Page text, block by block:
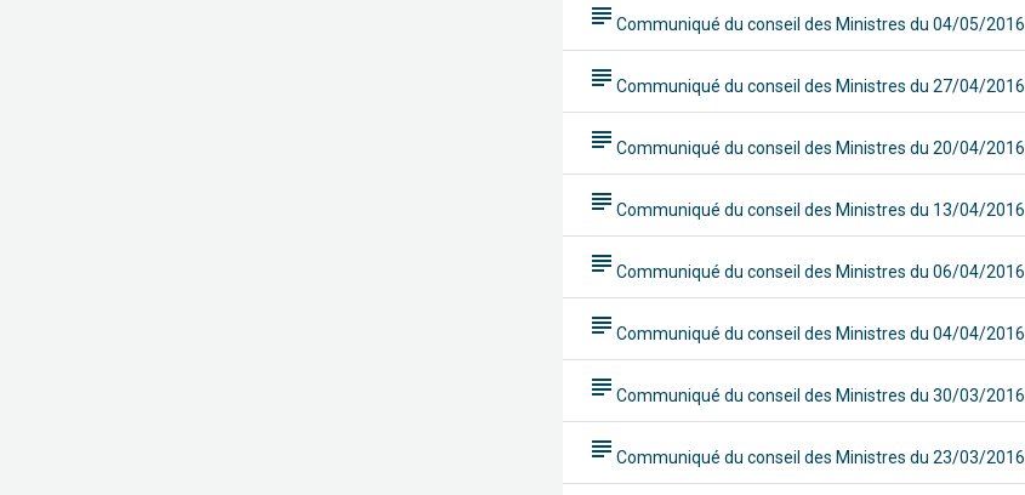
subject Communiqué du conseil des Ministres du 04/05/2016
subject Communiqué du conseil des Ministres du 27/04/2016
subject Communiqué du conseil des Ministres du 20/04/2016
subject Communiqué du conseil des Ministres du 13/04/2016
subject Communiqué du conseil des Ministres du 06/04/2016
subject Communiqué du conseil des Ministres du 04/04/2016
subject Communiqué du conseil des Ministres du 30/03/2016
subject Communiqué du conseil des Ministres du 23/03/2016